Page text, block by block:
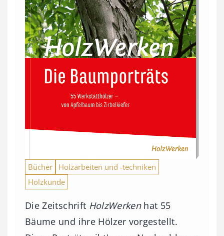
Bücher
Holzarbeiten und -techniken
Holzkunde
Die Zeitschrift HolzWerkenhat 55
Bäume und ihre Hölzer vorgestellt.